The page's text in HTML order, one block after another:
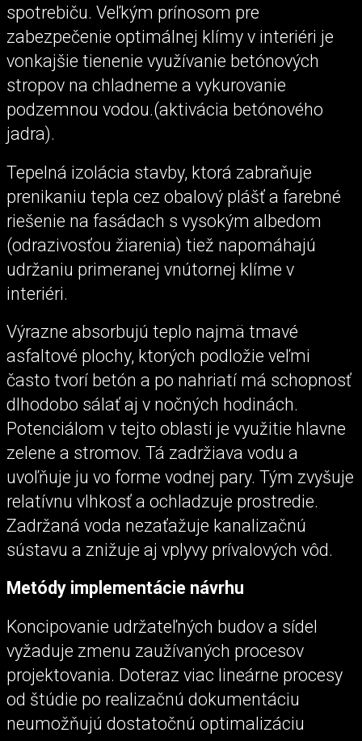
spotrebiču. Veľkým prínosom pre
zabezpečenie optimálnej klímy v interiéri je
vonkajšie tienenie využívanie betónových
stropov na chladneme a vykurovanie
podzemnou vodou.(aktivácia betónového
jadra).
Tepelná izolácia stavby, ktorá zabraňuje
prenikaniu tepla cez obalový plášť a farebné
riešenie na fasádach s vysokým albedom
(odrazivosťou žiarenia) tiež napomáhajú
udržaniu primeranej vnútornej klíme v
interiéri.
Výrazne absorbujú teplo najmä tmavé
asfaltové plochy, ktorých podložie veľmi
často tvorí betón a po nahriatí má schopnosť
dlhodobo sálať aj v nočných hodinách.
Potenciálom v tejto oblasti je využitie hlavne
zelene a stromov. Tá zadržiava vodu a
uvoľňuje ju vo forme vodnej pary. Tým zvyšuje
relatívnu vlhkosť a ochladzuje prostredie.
Zadržaná voda nezaťažuje kanalizačnú
sústavu a znižuje aj vplyvy prívalových vôd.
Metódy implementácie návrhu
Koncipovanie udržateľných budov a sídel
vyžaduje zmenu zaužívaných procesov
projektovania. Doteraz viac lineárne procesy
od štúdie po realizačnú dokumentáciu
neumožňujú dostatočnú optimalizáciu